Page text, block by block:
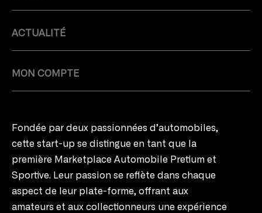
ACTUALITÉ
MON COMPTE
Fondée par deux passionnées d’automobiles,
cette start-up se distingue en tant que la
première Marketplace Automobile Pretium et
Sportive. Leur passion se reflète dans chaque
aspect de leur plate-forme, offrant aux
amateurs et aux collectionneurs une expérience